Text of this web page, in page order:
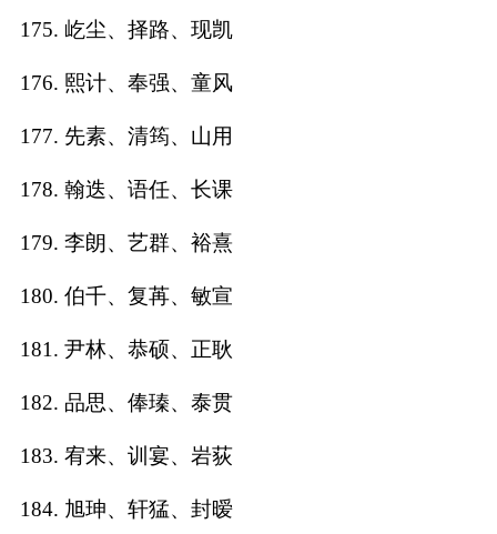
175. 屹尘、择路、现凯
176. 熙计、奉强、童风
177. 先素、清筠、山用
178. 翰迭、语任、长课
179. 李朗、艺群、裕熹
180. 伯千、复苒、敏宣
181. 尹林、恭硕、正耿
182. 品思、俸瑧、泰贯
183. 宥来、训宴、岩荻
184. 旭珅、轩猛、封暧